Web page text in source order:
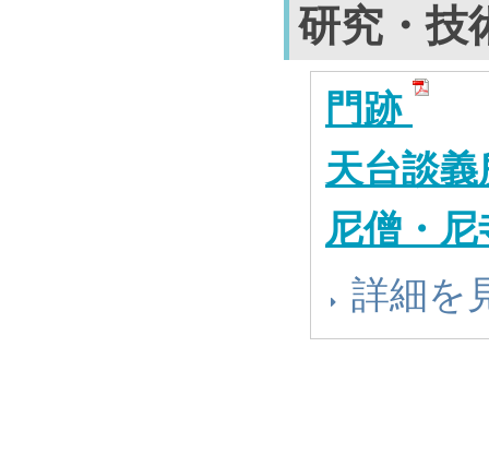
研究・技
門跡
天台談義
尼僧・尼
詳細を